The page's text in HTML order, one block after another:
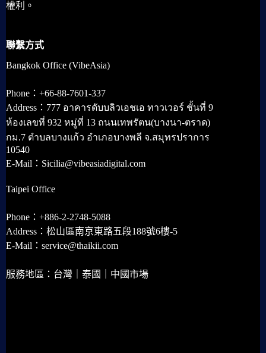
權利。
聯繫方式
Bangkok Office (VibeAsia)
Phone：+66-88-7601-337
Address：777 อาคารดับบลิวเอชเอ ทาวเวอร์ ชั้นที่ 9
ห้องเลขที่ 932 หมู่ที่ 13 ถนนเทพรัตน(บางนา-ตราด)
กม.7 ตำบลบางแก้ว อำเภอบางพลี จ.สมุทรปราการ
10540
E-Mail：Sicilia@vibeasiadigital.com
Taipei Office
Phone：+886-2-2748-5088
Address：松山區南京東路五段188號6樓-5
E-Mail：service@thaikii.com
服務地區：台灣｜泰國｜中國市場